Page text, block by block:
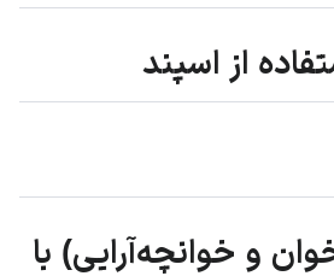
از اسپند
و خوانچه‌آرایی) با